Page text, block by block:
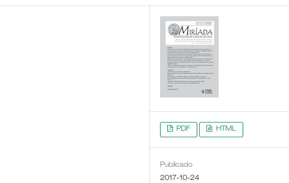
PDF HTML
Publicado
2017-10-24